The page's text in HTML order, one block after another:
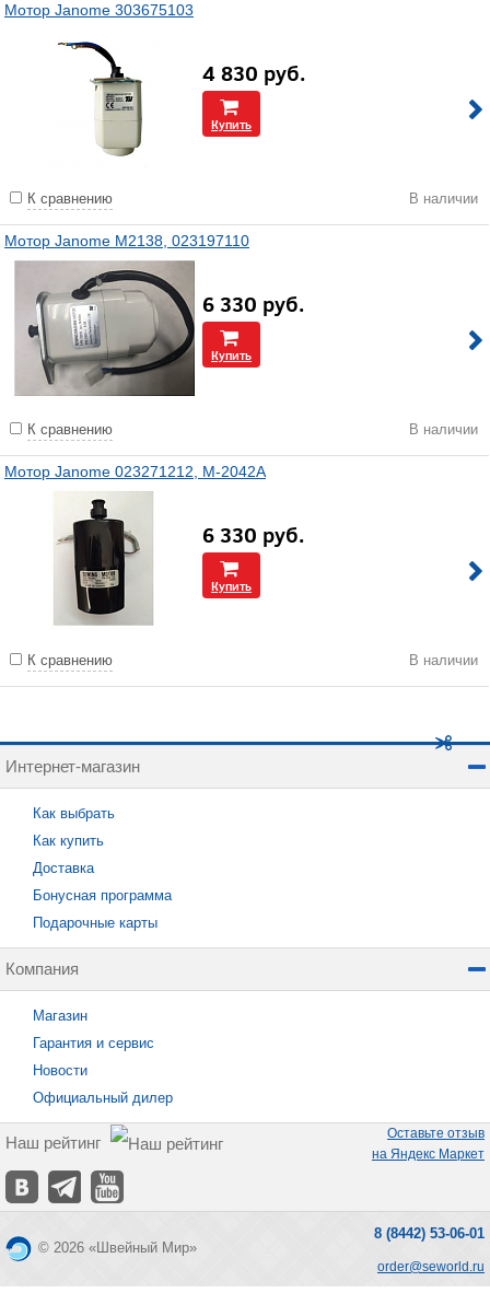
Мотор Janome 303675103
4 830 руб.
Купить
К сравнению В наличии
Мотор Janome M2138, 023197110
6 330 руб.
Купить
К сравнению В наличии
Мотор Janome 023271212, М-2042A
6 330 руб.
Купить
К сравнению В наличии
Интернет-магазин
Как выбрать
Как купить
Доставка
Бонусная программа
Подарочные карты
Компания
Магазин
Гарантия и сервис
Новости
Официальный дилер
Наш рейтинг
Оставьте отзыв
на Яндекс Маркет
© 2026 «Швейный Мир»
8 (8442) 53-06-01
order@seworld.ru